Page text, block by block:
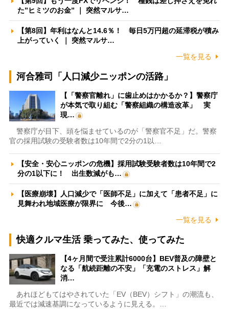
た”ヒミツのお金” ｜ 突然マルサ…
【第8回】年利はなんと14.6％！ 毎日5万円超の延滞税が積み
上がっていく ｜ 突然マルサ…
一覧を見る
河合雅司「人口減少ニッポンの活路」
【「警察官離れ」に歯止めはかかるか？】警察庁
が本気で取り組む「警察組織の構造改革」 実
現…
警察庁が目下、頭を悩ませているのが「警察官不足」だ。警察
官の採用試験の受験者数は10年間で2分の1以…
【安全・安心ニッポンの危機】採用試験受験者数は10年間で2
分の1以下に！ 出生数減がも…
【医療崩壊】人口減少で「医師不足」に加えて「患者不足」に
見舞われ地域医療が限界に 今後…
一覧を見る
快適クルマ生活 乗ってみた、使ってみた
【4ヶ月間で受注累計6000台】BEV普及の障壁と
なる「航続距離の不安」「充電のストレス」解
消…
あれほどもてはやされていた「EV（BEV）シフト」の潮流も、
最近では減速基調になっているように見える。…